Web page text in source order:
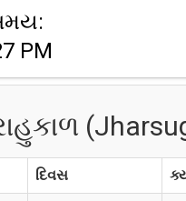
PM
દિવસ